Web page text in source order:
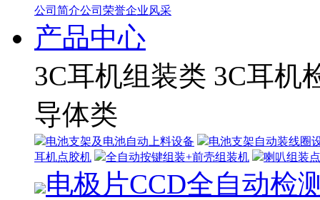
公司简介公司荣誉企业风采
产品中心
3C耳机组装类 3C耳机
导体类
电池支架及电池自动上料设备
电池支架自动装线圈
耳机点胶机
全自动按键组装+前壳组装机 喇叭组装
电极片CCD全自动检